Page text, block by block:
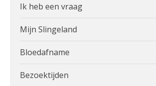
Ik heb een vraag
Mijn Slingeland
Bloedafname
Bezoektijden